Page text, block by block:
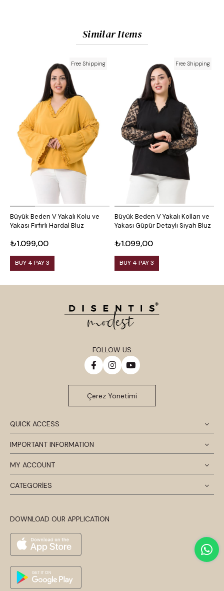
Similar Items
Büyük Beden V Yakalı Kolu ve
Yakası Fırfırlı Hardal Bluz
₺1.099,00
BUY 4 PAY 3
Free Shipping
Büyük Beden V Yakalı Kolları ve
Yakası Güpür Detaylı Siyah Bluz
₺1.099,00
BUY 4 PAY 3
Free Shipping
QUICK ACCESS
IMPORTANT INFORMATION
MY ACCOUNT
CATEGORİES
DOWNLOAD OUR APPLICATION
FOLLOW US
Çerez Yönetimi